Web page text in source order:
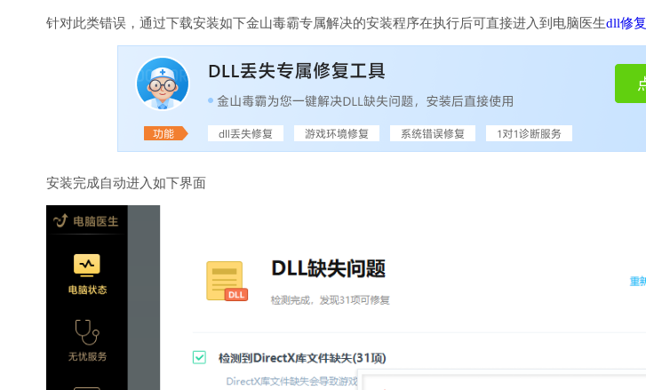
针对此类错误，通过下载安装如下金山毒霸专属解决的安装程序在执行后可直接进入到电脑医生dll修复
安装完成自动进入如下界面